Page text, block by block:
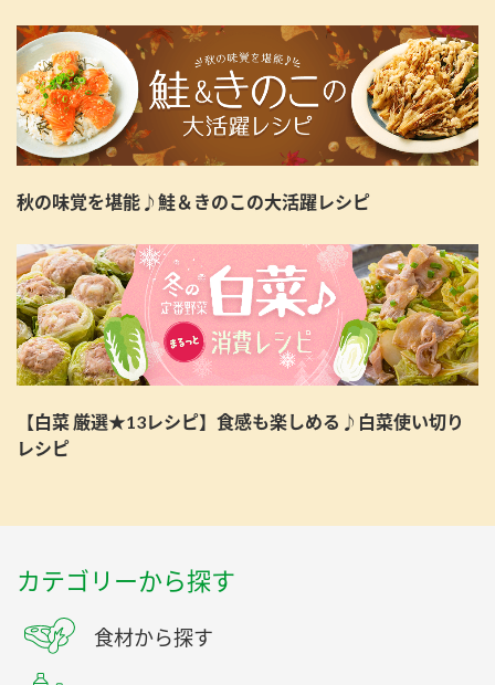
秋の味覚を堪能♪鮭＆きのこの大活躍レシピ
【白菜 厳選★13レシピ】食感も楽しめる♪白菜使い切り
レシピ
カテゴリーから探す
食材から探す